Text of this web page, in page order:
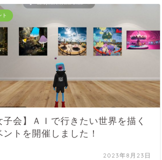
ト
子会】ＡＩで行きたい世界を描く
ントを開催しました！
2023年8月23日